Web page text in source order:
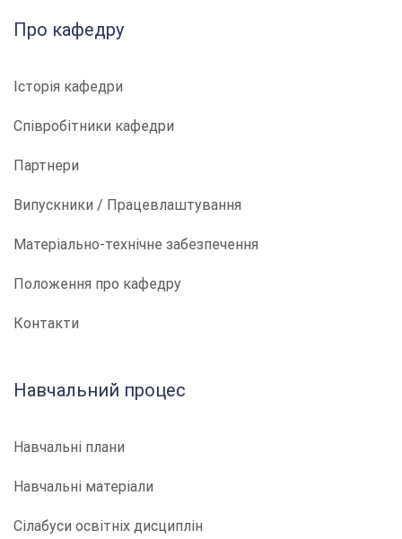
Про кафедру
Історія кафедри
Співробітники кафедри
Партнери
Випускники / Працевлаштування
Матеріально-технічне забезпечення
Положення про кафедру
Контакти
Навчальний процес
Навчальні плани
Навчальні матеріали
Сілабуси освітніх дисциплін